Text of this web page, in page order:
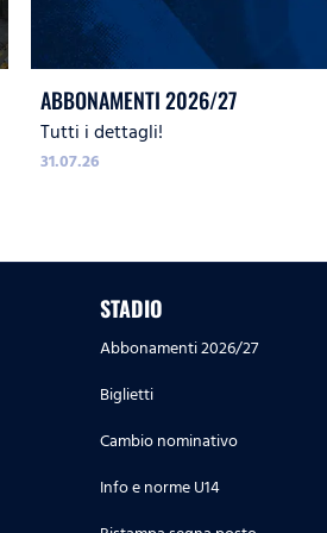
ABBONAMENTI 2026/27
Tutti i dettagli!
31.07.26
STADIO
Abbonamenti 2026/27
Biglietti
Cambio nominativo
Info e norme U14